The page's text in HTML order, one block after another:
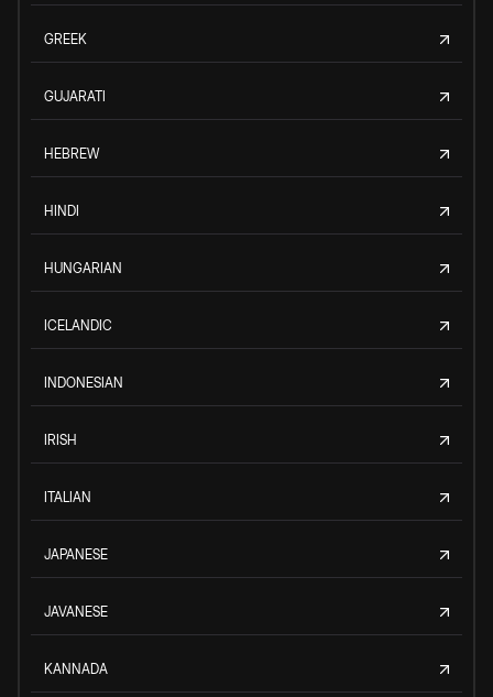
GREEK
GUJARATI
HEBREW
HINDI
HUNGARIAN
ICELANDIC
INDONESIAN
IRISH
ITALIAN
JAPANESE
JAVANESE
KANNADA